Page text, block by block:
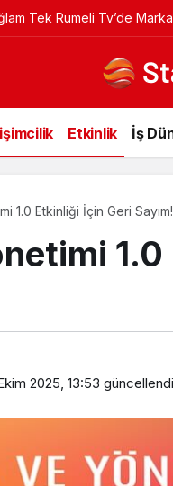
Veriyi Veriyorsun? Asıl
Etkinlik İş
1.0 Etkinliği İçin Geri Sayım!
2025, 13:53 güncellendi